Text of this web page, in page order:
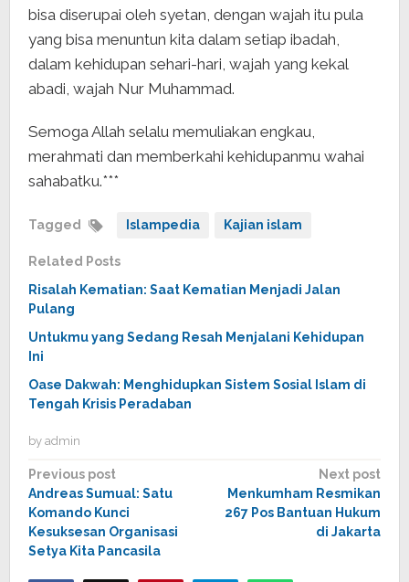
bisa diserupai oleh syetan, dengan wajah itu pula
yang bisa menuntun kita dalam setiap ibadah,
dalam kehidupan sehari-hari, wajah yang kekal
abadi, wajah Nur Muhammad.
Semoga Allah selalu memuliakan engkau,
merahmati dan memberkahi kehidupanmu wahai
sahabatku.***
Tagged Islampedia Kajian islam
Related Posts
Risalah Kematian: Saat Kematian Menjadi Jalan
Pulang
Untukmu yang Sedang Resah Menjalani Kehidupan
Ini
Oase Dakwah: Menghidupkan Sistem Sosial Islam di
Tengah Krisis Peradaban
by admin
Post
navigation
Previous post
Andreas Sumual: Satu
Komando Kunci
Kesuksesan Organisasi
Setya Kita Pancasila
Next post
Menkumham Resmikan
267 Pos Bantuan Hukum
di Jakarta